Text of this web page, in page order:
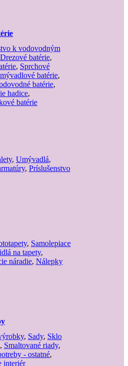
k vodovodným
Drezové batérie,
, Sprchové
batérie,
batérie,
hadice,
batérie
, Umývadlá,
, Príslušenstvo
, Samolepiace
na tapety,
náradie, Nálepky
, Sady, Sklo
, Smaltované riady,
- ostatné,
interiér